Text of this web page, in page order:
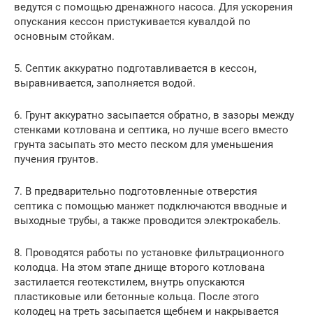
ведутся с помощью дренажного насоса. Для ускорения
опускания кессон пристукивается кувалдой по
основным стойкам.
5. Септик аккуратно подготавливается в кессон,
выравнивается, заполняется водой.
6. Грунт аккуратно засыпается обратно, в зазоры между
стенками котлована и септика, но лучше всего вместо
грунта засыпать это место песком для уменьшения
пучения грунтов.
7. В предварительно подготовленные отверстия
септика с помощью манжет подключаются вводные и
выходные трубы, а также проводится электрокабель.
8. Проводятся работы по установке фильтрационного
колодца. На этом этапе днище второго котлована
застилается геотекстилем, внутрь опускаются
пластиковые или бетонные кольца. После этого
колодец на треть засыпается щебнем и накрывается